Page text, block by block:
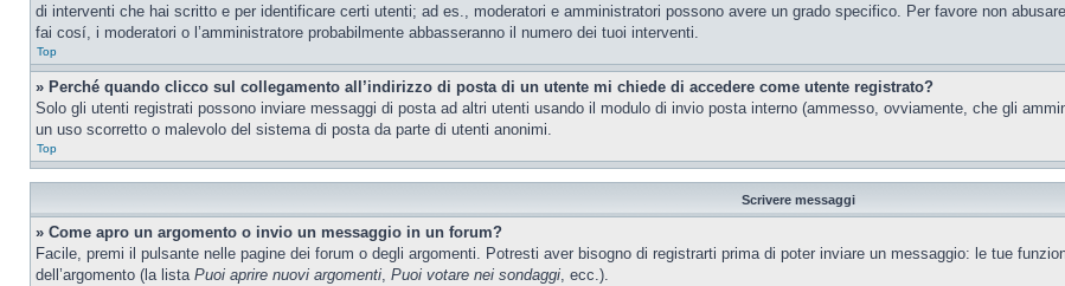
di interventi che hai scritto e per identificare certi utenti; ad es., moderatori e amministratori possono avere un grado specifico. Per favore non
fai cosí, i moderatori o l’amministratore probabilmente abbasseranno il numero dei tuoi interventi.
Top
» Perché quando clicco sul collegamento all’indirizzo di posta di un utente mi chiede di accedere come utente registrato?
Solo gli utenti registrati possono inviare messaggi di posta ad altri utenti usando il modulo di invio posta interno (ammesso, ovviamente, che gli
un uso scorretto o malevolo del sistema di posta da parte di utenti anonimi.
Top
Scrivere messaggi
» Come apro un argomento o invio un messaggio in un forum?
Facile, premi il pulsante nelle pagine dei forum o degli argomenti. Potresti aver bisogno di registrarti prima di poter inviare un messaggio: le tue
dell’argomento (la lista Puoi aprire nuovi argomenti, Puoi votare nei sondaggi, ecc.).